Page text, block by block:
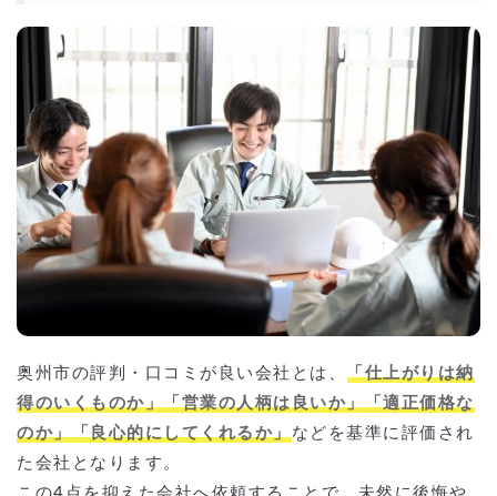
奥州市の評判・口コミが良い会社とは、
「仕上がりは納
得のいくものか」「営業の人柄は良いか」「適正価格な
のか」「良心的にしてくれるか」 などを基準に評価され
た会社となります。